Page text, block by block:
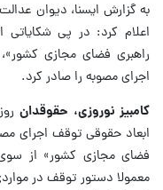
اعلام کرد: در پی
راهبری فضای مجازی
اجرای مصوبه را صادر کرد.
کامبیز نوروزی، حقوقدان
ابعاد حقوقی توقف اجرای
فضای مجازی کشور» از
معمولا دستور توقف در